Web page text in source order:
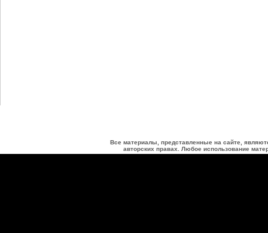
Все материалы, представленные на сайте,
авторских правах. Любое использование